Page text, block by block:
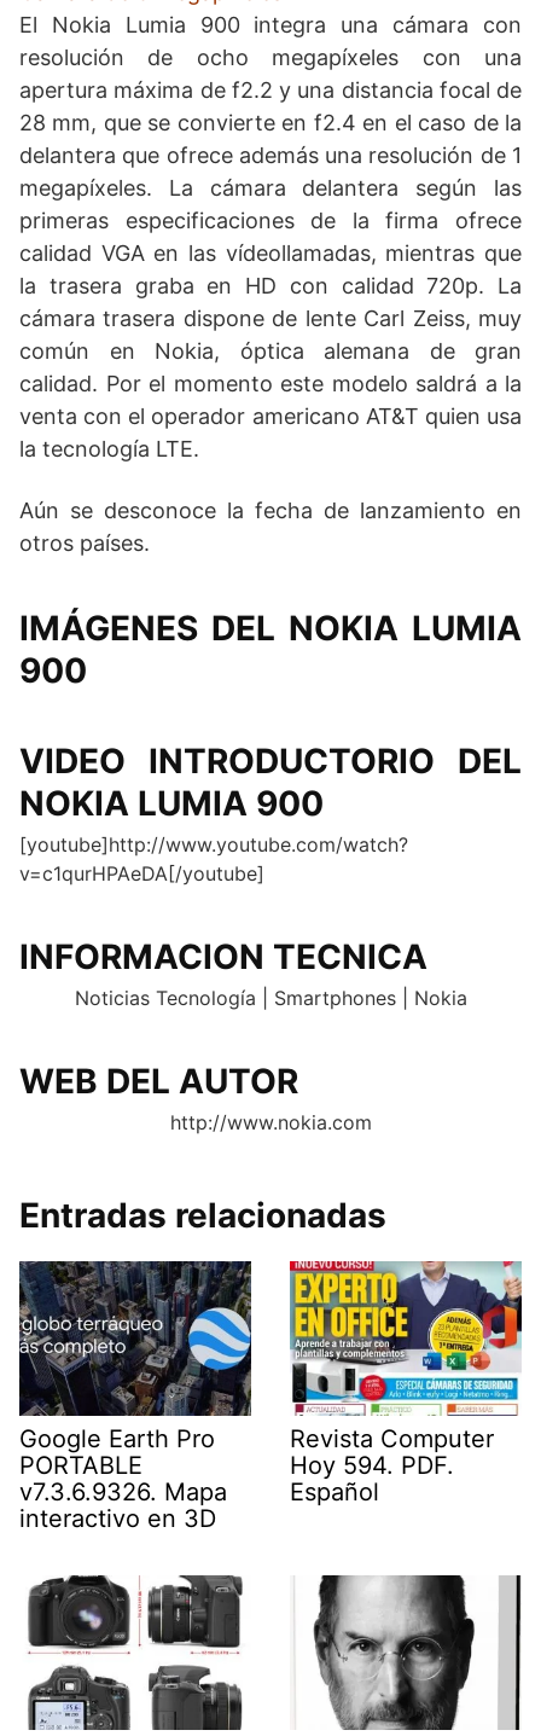
El Nokia Lumia 900 integra una cámara con
resolución de ocho megapíxeles con una
apertura máxima de f2.2 y una distancia focal de
28 mm, que se convierte en f2.4 en el caso de la
delantera que ofrece además una resolución de 1
megapíxeles. La cámara delantera según las
primeras especificaciones de la firma ofrece
calidad VGA en las vídeollamadas, mientras que
la trasera graba en HD con calidad 720p. La
cámara trasera dispone de lente Carl Zeiss, muy
común en Nokia, óptica alemana de gran
calidad. Por el momento este modelo saldrá a la
venta con el operador americano AT&T quien usa
la tecnología LTE.
Aún se desconoce la fecha de lanzamiento en
otros países.
IMÁGENES DEL NOKIA LUMIA
900
VIDEO INTRODUCTORIO DEL
NOKIA LUMIA 900
[youtube]http://www.youtube.com/watch?
v=c1qurHPAeDA[/youtube]
INFORMACION TECNICA
Noticias Tecnología | Smartphones | Nokia
WEB DEL AUTOR
http://www.nokia.com
Entradas relacionadas
Google Earth Pro
PORTABLE
v7.3.6.9326. Mapa
interactivo en 3D
Revista Computer
Hoy 594. PDF.
Español